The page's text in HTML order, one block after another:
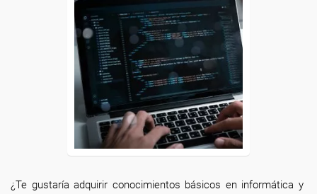
¿Te gustaría adquirir conocimientos básicos en informática y